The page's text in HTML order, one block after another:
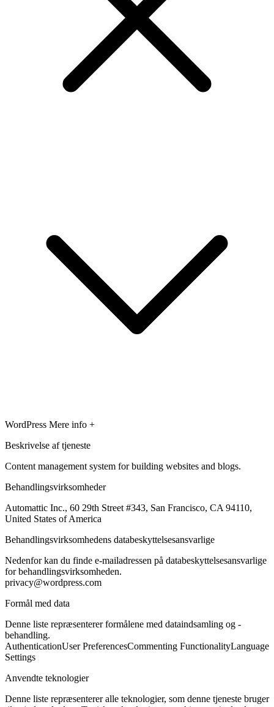
WordPress Mere info +
Beskrivelse af tjeneste
Content management system for building websites and blogs.
Behandlingsvirksomheder
Automattic Inc., 60 29th Street #343, San Francisco, CA 94110,
United States of America
Behandlingsvirksomhedens databeskyttelsesansvarlige
Nedenfor kan du finde e-mailadressen på databeskyttelsesansvarlige
for behandlingsvirksomheden.
privacy@wordpress.com
Formål med data
Denne liste repræsenterer formålene med dataindsamling og -
behandling.
AuthenticationUser PreferencesCommenting FunctionalityLanguage
Settings
Anvendte teknologier
Denne liste repræsenterer alle teknologier, som denne tjeneste bruger